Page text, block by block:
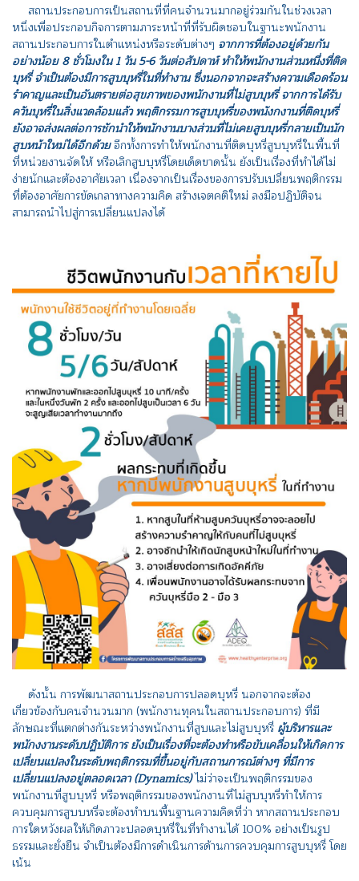
สถานประกอบการเป็นสถานที่ที่คนจำนวนมากอยู่ร่วมกันในช่วงเวลา
หนึ่งเพื่อประกอบกิจการตามภาระหน้าที่ที่รับผิดชอบในฐานะพนักงาน
สถานประกอบการในตำแหน่งหรือระดับต่างๆ จากการที่ต้องอยู่ด้วยกัน
อย่างน้อย 8 ชั่วโมงใน 1 วัน 5-6 วันต่อสัปดาห์ ทำให้พนักงานส่วนหนึ่งที่ติด
บุหรี่ จำเป็นต้องมีการสูบบุหรี่ในที่ทำงาน ซึ่งนอกจากจะสร้างความเดือดร้อน
รำคาญและเป็นอันตรายต่อสุขภาพของพนักงานที่ไม่สูบบุหรี่ จากการได้รับ
ควันบุหรี่ในสิ่งแวดล้อมแล้ว พฤติกรรมการสูบบุหรี่ของพนังกงานที่ติดบุหรี่
ยังอาจส่งผลต่อการชักนำให้พนักงานบางส่วนที่ไม่เคยสูบบุหรี่กลายเป็นนัก
สูบหน้าใหม่ได้อีกด้วยอีกทั้งการทำให้พนักงานที่ติดบุหรี่สูบบุหรี่ในพื้นที่
ที่หน่วยงานจัดให้ หรือเลิกสูบบุหรี่โดยเด็ดขาดนั้น ยังเป็นเรื่องที่ทำได้ไม่
ง่ายนักและต้องอาศัยเวลา เนื่องจากเป็นเรื่องของการปรับเปลี่ยนพฤติกรรม
ที่ต้องอาศัยการขัดเกลาทางความคิด สร้างเจตคติใหม่ ลงมือปฏิบัติจน
สามารถนำไปสู่การเปลี่ยนแปลงได้
ดังนั้น การพัฒนาสถานประกอบการปลอดบุหรี่ นอกจากจะต้อง
เกี่ยวข้องกับคนจำนวนมาก (พนักงานทุคนในสถานประกอบการ) ที่มี
ลักษณะที่แตกต่างกันระหว่างพนักงานที่สูบและไม่สูบบุหรี่ ผู้บริหารและ
พนักงงานระดับปฏิบัติการ ยังเป็นเรื่องที่จะต้องทำหรือขับเคลื่อนให้เกิดการ
เปลี่ยนแปลงในระดับพฤติกรรมที่ขึ้นอยู่กับสถานการณ์ต่างๆ ที่มีการ
เปลี่ยนแปลงอยู่ตลอดเวลา (Dynamics)ไม่ว่าจะเป็นพฤติกรรมของ
พนักงานที่สูบบุหรี่ หรือพฤติกรรมของพนักงานที่ไม่สูบบุหรี่ทำให้การ
ควบคุมการสูบบหรี่จะต้องทำบนพื้นฐานความคิดที่ว่า หากสถานประกอบ
การใดหวังผลให้เกิดภาวะปลอดบุหรี่ในที่ทำงานได้ 100% อย่างเป็นรูป
ธรรมและยั่งยืน จำเป็นต้องมีการดำเนินการด้านการควบคุมการสูบบุหรี่ โดย
เน้น